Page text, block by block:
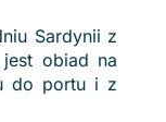
Sardynii z
obiad na
do portu i z